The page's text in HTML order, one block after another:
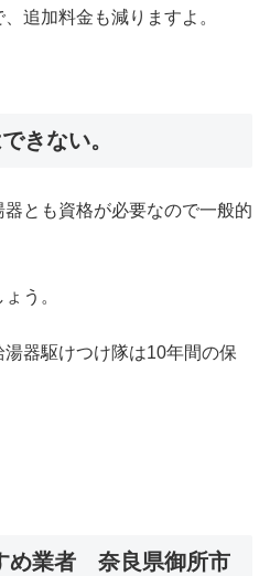
追加料金も減りますよ。
きない。
とも資格が必要なので一般的
う。
器駆けつけ隊は10年間の保
め業者 奈良県御所市